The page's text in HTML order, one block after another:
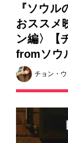
『ソウル
おススメ
ン編〉【
fromソウ
チョン・ウ